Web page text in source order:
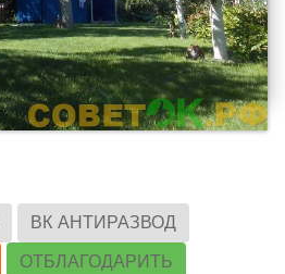
ВК АНТИРАЗВОД
ОТБЛАГОДАРИТЬ